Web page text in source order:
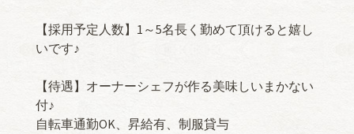
【採用予定人数】1～5名長く勤めて頂けると嬉し
いです♪
【待遇】オーナーシェフが作る美味しいまかない
付♪
自転車通勤OK、昇給有、制服貸与